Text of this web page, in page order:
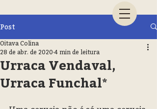
Post
Urraca Vendaval,
Urraca Funchal*
Oitava Colina
28 de abr. de 2020 4 min de leitura